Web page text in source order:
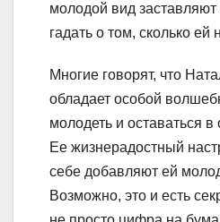
молодой вид
гадать о том, сколько ей
Многие говорят, что
обладает особой
молодеть и оставаться
Ее жизнерадостный
себе добавляют ей
Возможно, это и есть